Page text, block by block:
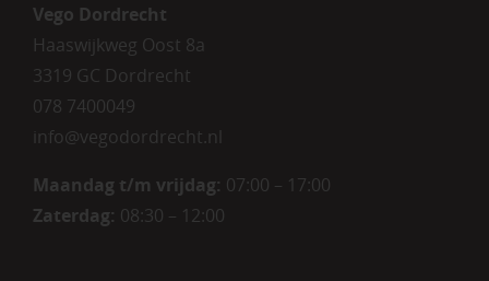
Vego Dordrecht
Haaswijkweg Oost 8a
3319 GC Dordrecht
078 7400049
info@vegodordrecht.nl
Maandag t/m vrijdag: 07:00 – 17:00
Zaterdag: 08:30 – 12:00